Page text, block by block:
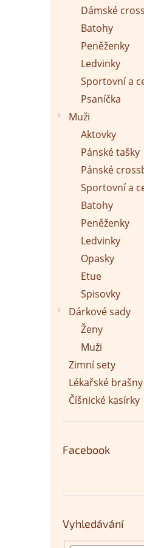
Dámské
Batohy
Peněženky
Ledvinky
Sportovní a
Psaníčka
Muži
Aktovky
Pánské tašky
Pánské
Sportovní a
Batohy
Peněženky
Ledvinky
Opasky
Etue
Spisovky
Dárkové sady
Ženy
Muži
Zimní sety
Lékařské brašny
Číšnické kasírky
Facebook
Vyhledávání